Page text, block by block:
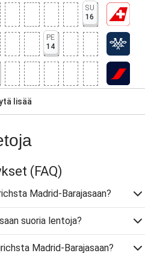
SU
16
PE
14
lisää
(FAQ)
Madrid-Barajasaan?
suoria lentoja?
Madrid-Barajasaan?